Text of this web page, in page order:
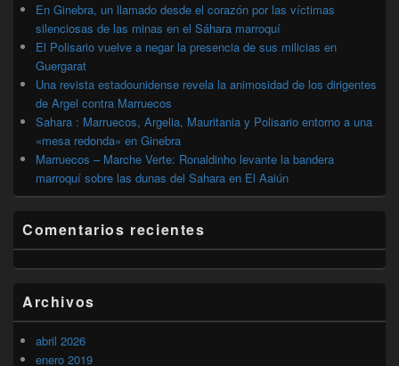
En Ginebra, un llamado desde el corazón por las víctimas
silenciosas de las minas en el Sáhara marroquí
El Polisario vuelve a negar la presencia de sus milicias en
Guergarat
Una revista estadounidense revela la animosidad de los dirigentes
de Argel contra Marruecos
Sahara : Marruecos, Argelia, Mauritania y Polisario entorno a una
«mesa redonda» en Ginebra
Marruecos – Marche Verte: Ronaldinho levante la bandera
marroquí sobre las dunas del Sahara en El Aaiún
Comentarios recientes
Archivos
abril 2026
enero 2019